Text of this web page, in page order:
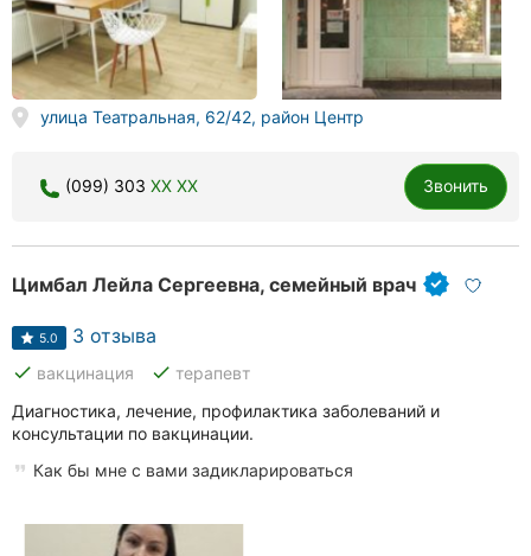
улица Театральная, 62/42, район Центр
(099) 303 XX XX Звонить
Цимбал Лейла Сергеевна, семейный врач
5.0 3 отзыва
done вакцинация done терапевт
Диагностика, лечение, профилактика заболеваний и
консультации по вакцинации.
Как бы мне с вами задикларироваться